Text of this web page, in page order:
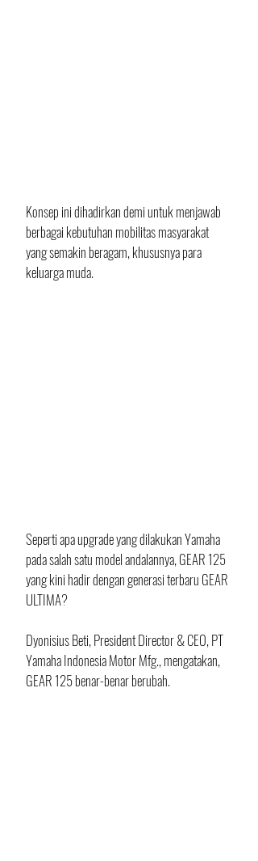
Konsep ini dihadirkan demi untuk menjawab
berbagai kebutuhan mobilitas masyarakat
yang semakin beragam, khususnya para
keluarga muda.
Seperti apa upgrade yang dilakukan Yamaha
pada salah satu model andalannya, GEAR 125
yang kini hadir dengan generasi terbaru GEAR
ULTIMA?
Dyonisius Beti, President Director & CEO, PT
Yamaha Indonesia Motor Mfg., mengatakan,
GEAR 125 benar-benar berubah.